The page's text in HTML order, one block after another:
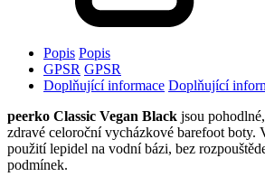
Popis Popis
GPSR GPSR
Doplňující informace Doplňující
peerko Classic Vegan Black jsou
zdravé celoroční vycházkové barefoot boty.
použití lepidel na vodní bázi, bez
podmínek.